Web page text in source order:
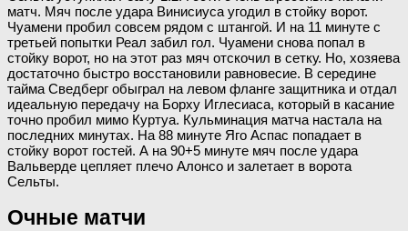
матч. Мяч после удара Винисиуса угодил в стойку ворот.
Чуамени пробил совсем рядом с штангой. И на 11 минуте с
третьей попытки Реал забил гол. Чуамени снова попал в
стойку ворот, но на этот раз мяч отскочил в сетку. Но, хозяева
достаточно быстро восстановили равновесие. В середине
тайма Сведберг обыграл на левом фланге защитника и отдал
идеальную передачу на Борху Иглесиаса, который в касание
точно пробил мимо Куртуа. Кульминация матча настала на
последних минутах. На 88 минуте Яго Аспас попадает в
стойку ворот гостей. А на 90+5 минуте мяч после удара
Вальверде цепляет плечо Алонсо и залетает в ворота
Сельты.
Очные матчи